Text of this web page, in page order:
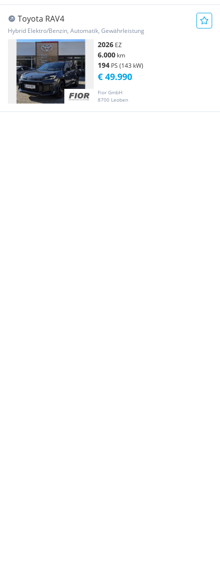
Toyota RAV4
Hybrid Elektro/Benzin, Automatik, Gewährleistung
2026 EZ
6.000 km
194 PS (143 kW)
Fior GmbH
8700 Leoben
€ 49.990